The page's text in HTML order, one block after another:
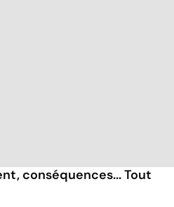
conséquences... Tout